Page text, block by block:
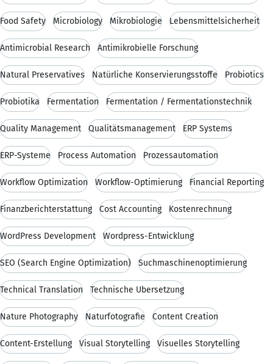
Food Safety Microbiology Mikrobiologie Lebensmittelsicherheit
Antimicrobial Research Antimikrobielle Forschung
Natural Preservatives Natürliche Konservierungsstoffe Probiotics
Probiotika Fermentation Fermentation / Fermentationstechnik
Quality Management Qualitätsmanagement ERP Systems
ERP-Systeme Process Automation Prozessautomation
Workflow Optimization Workflow-Optimierung Financial Reporting
Finanzberichterstattung Cost Accounting Kostenrechnung
WordPress Development Wordpress-Entwicklung
SEO (Search Engine Optimization) Suchmaschinenoptimierung
Technical Translation Technische Übersetzung
Nature Photography Naturfotografie Content Creation
Content-Erstellung Visual Storytelling Visuelles Storytelling